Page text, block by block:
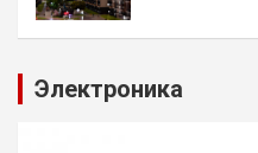
Электроника